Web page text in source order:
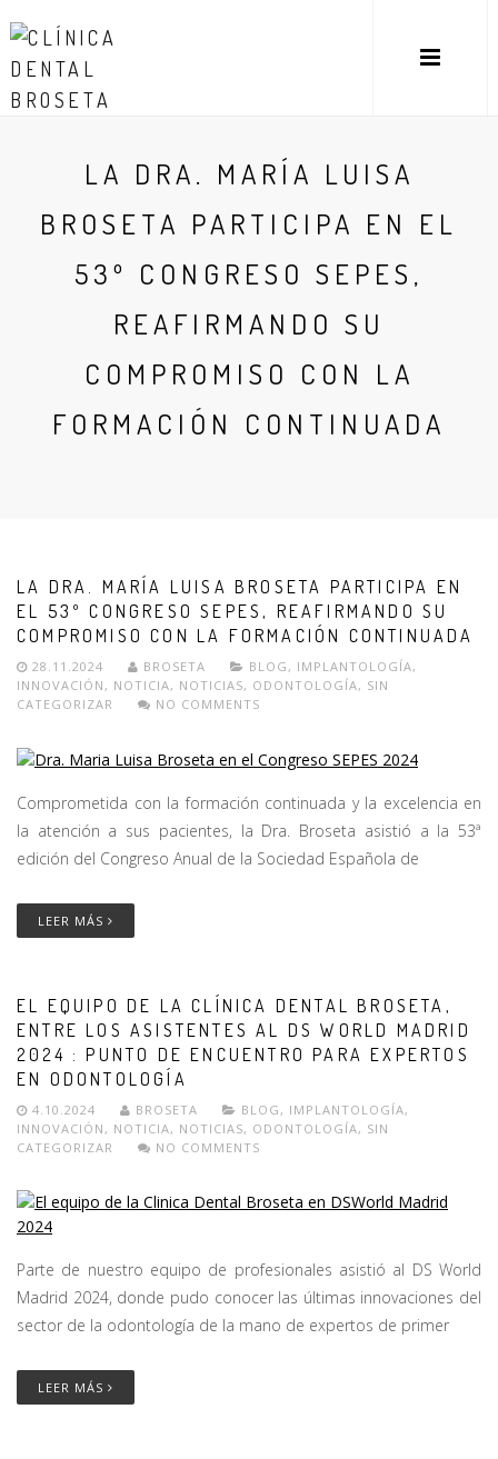
LA DRA. MARÍA LUISA
BROSETA PARTICIPA EN EL
53º CONGRESO SEPES,
REAFIRMANDO SU
COMPROMISO CON LA
FORMACIÓN CONTINUADA
LA DRA. MARÍA LUISA BROSETA PARTICIPA EN
EL 53º CONGRESO SEPES, REAFIRMANDO SU
COMPROMISO CON LA FORMACIÓN CONTINUADA
28.11.2024 BROSETA BLOG , IMPLANTOLOGÍA,
INNOVACIÓN , NOTICIA, NOTICIAS, ODONTOLOGÍA, SIN
CATEGORIZAR
NO COMMENTS
Comprometida con la formación continuada y la excelencia en
la atención a sus pacientes, la Dra. Broseta asistió a la 53ª
edición del Congreso Anual de la Sociedad Española de
LEER MÁS
EL EQUIPO DE LA CLÍNICA DENTAL BROSETA,
ENTRE LOS ASISTENTES AL DS WORLD MADRID
2024 : PUNTO DE ENCUENTRO PARA EXPERTOS
EN ODONTOLOGÍA
4.10.2024 BROSETA BLOG , IMPLANTOLOGÍA,
INNOVACIÓN , NOTICIA, NOTICIAS, ODONTOLOGÍA, SIN
CATEGORIZAR
NO COMMENTS
Parte de nuestro equipo de profesionales asistió al DS World
Madrid 2024, donde pudo conocer las últimas innovaciones del
sector de la odontología de la mano de expertos de primer
LEER MÁS